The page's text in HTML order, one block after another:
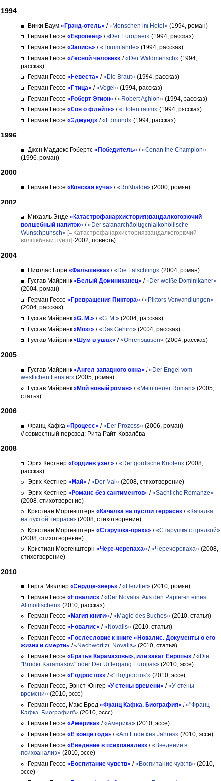
1994
Викки Баум «Гранд-отель» /«Menschen im Hotel» (1994, роман)
Герман Гессе «Европеец» /«Der Europäer» (1994, рассказ)
Герман Гессе «Запись» /«Traumfährte» (1994, рассказ)
Герман Гессе «Лесной человек» /«Der Waldmensch» (1994,
рассказ)
Герман Гессе «Невеста» /«Die Braut» (1994, рассказ)
Герман Гессе «Птица» /«Vogel» (1994, рассказ)
Герман Гессе «Роберт Эгион» /«Robert Aghion» (1994, рассказ)
Герман Гессе «Сон о флейте» /«Flötentraum» (1994, рассказ)
Герман Гессе «Эдмунд» /«Edmund» (1994, рассказ)
1996
Джон Маддокс Робертс «Победитель» /«Conan the Champion»
(1996, роман)
2000
Герман Гессе «Конская куча» /«Roßhalde» (2000, роман)
2002
Михаэль Энде «Катастрофанархисториязвандалкогорючий
волшебный напиток» /«Der satanarchäolügenialkohöllische
Wunschpunsch» [= Катастрофанархисториязвандалкогорючий
волшебный пунш] (2002, повесть)
2004
Николас Борн «Фальшивка» /«Die Falschung» (2004, роман)
Густав Майринк «Белый Доминиканец» /«Der weiße Dominikaner»
(2004, роман)
Герман Гессе «Превращения Пиктора» /«Piktors Verwandlungen»
(2004, рассказ)
Густав Майринк «G. M.» /«G. M.» (2004, рассказ)
Густав Майринк «Мозг» /«Das Gehirn» (2004, рассказ)
Густав Майринк «Шум в ушах» /«Ohrensausen» (2004, рассказ)
2005
Густав Майринк «Ангел западного окна» /«Der Engel vom
westlichen Fenster» (2005, роман)
Густав Майринк «Мой новый роман» /«Mein neuer Roman» (2005,
статья)
2006
Франц Кафка «Процесс» /«Der Prozess» (2006, роман)
// совместный перевод: Рита Райт-Ковалёва
2008
Эрих Кестнер «Гордиев узел» /«Der gordische Knoten» (2008,
рассказ)
Эрих Кестнер «Май» /«Der Mai» (2008, стихотворение)
Эрих Кестнер «Романс без сантиментов» /«Sachliche Romanze»
(2008, стихотворение)
Кристиан Моргенштерн «Качалка на пустой террасе» /«Качалка
на пустой террасе» (2008, стихотворение)
Кристиан Моргенштерн «Старушка-пряха» /«Старушка с прялкой»
(2008, стихотворение)
Кристиан Моргенштерн «Чере-черепаха» /«Черечерепаха» (2008,
стихотворение)
2010
Герта Мюллер «Сердце-зверь» /«Herztier» (2010, роман)
Герман Гессе «Новалис» /«Der Novalis. Aus den Papieren eines
Altmodischen» (2010, рассказ)
Герман Гессе «Магия книги» /«Magie des Buches» (2010, статья)
Герман Гессе «Новалис» /«Novalis» (2010, статья)
Герман Гессе «Послесловие к книге «Новалис. Документы о его
жизни и смерти» /«Nachwort zu Novalis» (2010, статья)
Герман Гессе «Братья Карамазовы», или закат Европы» /«Die
"Brüder Karamasow" oder Der Untergang Europas» (2010, эссе)
Герман Гессе «Подросток» /«"Подросток"» (2010, эссе)
Герман Гессе, Эрнст Юнгер «У стены времени» /«У стены
времени» (2010, эссе)
Герман Гессе, Макс Брод «Франц Кафка. Биография» /«"Франц
Кафка. Биография"» (2010, эссе)
Герман Гессе «Америка» /«Америка» (2010, эссе)
Герман Гессе «В конце года» /«Am Ende des Jahres» (2010, эссе)
Герман Гессе «Введение в психоанализ» /«Введение в
психоанализ» (2010, эссе)
Герман Гессе «Воспитание чувств» /«Воспитание чувств» (2010,
эссе)